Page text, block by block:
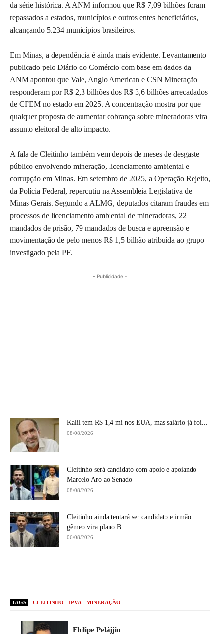
da série histórica. A ANM informou que R$ 7,09 bilhões foram
repassados a estados, municípios e outros entes beneficiários,
alcançando 5.234 municípios brasileiros.
Em Minas, a dependência é ainda mais evidente. Levantamento
publicado pelo Diário do Comércio com base em dados da
ANM apontou que Vale, Anglo American e CSN Mineração
responderam por R$ 2,3 bilhões dos R$ 3,6 bilhões arrecadados
de CFEM no estado em 2025. A concentração mostra por que
qualquer proposta de aumentar cobrança sobre mineradoras vira
assunto eleitoral de alto impacto.
A fala de Cleitinho também vem depois de meses de desgaste
público envolvendo mineração, licenciamento ambiental e
corrupção em Minas. Em setembro de 2025, a Operação Rejeito,
da Polícia Federal, repercutiu na Assembleia Legislativa de
Minas Gerais. Segundo a ALMG, deputados citaram fraudes em
processos de licenciamento ambiental de mineradoras, 22
mandados de prisão, 79 mandados de busca e apreensão e
movimentação de pelo menos R$ 1,5 bilhão atribuída ao grupo
investigado pela PF.
- Publicidade -
Kalil tem R$ 1,4 mi nos EUA, mas salário já foi...
08/08/2026
Cleitinho será candidato com apoio e apoiando
Marcelo Aro ao Senado
08/08/2026
Cleitinho ainda tentará ser candidato e irmão
gêmeo vira plano B
06/08/2026
TAGS CLEITINHO IPVA MINERAÇÃO
Fhilipe Pelájjio